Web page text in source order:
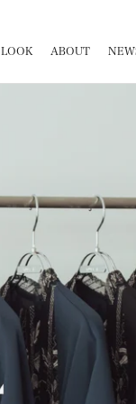
LOOK ABOUT